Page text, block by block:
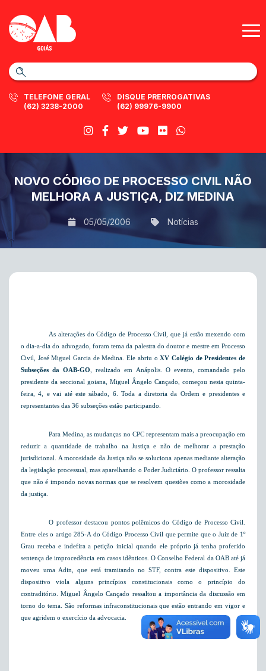
TELEFONE GERAL
(62) 3238-2000
DISQUE PRERROGATIVAS
(62) 99976-9900
NOVO CÓDIGO DE PROCESSO CIVIL NÃO
MELHORA A JUSTIÇA, DIZ MEDINA
05/05/2006 Notícias
As alterações do Código de Processo Civil, que já estão mexendo com
o dia-a-dia do advogado, foram tema da palestra do doutor e mestre em Processo
Civil
, José Miguel Garcia de Medina. Ele abriu oXV Colégio de Presidentes de
Subseções da OAB-GO
, realizadoem Anápolis. Oevento, comandado pelo
presidente da seccional goiana, Miguel Ângelo Cançado, começou nesta quinta-
feira, 4, e vai até este sábado, 6. Toda a diretoria da Ordem e presidentes e
representantes das 36 subseções estão participando.
Para Medina, as mudanças no CPC representam mais a preocupação em
reduzir a quantidade de trabalho na Justiça e não de melhorar a prestação
jurisdicional. A morosidade da Justiça não se soluciona apenas mediante alteração
da legislação processual, mas aparelhando o Poder Judiciário. O professor ressalta
que não é impondo novas normas que se resolvem questões como a morosidade
da justiça.
O professor destacou pontos polêmicos do Código de Processo Civil.
Entre eles o artigo 285-A do Código Processo Civil que permite que o Juiz de 1º
Grau receba e indefira a petição inicial quando ele próprio já tenha proferido
sentença de improcedência em casos idênticos. O Conselho Federal da OAB até já
moveu uma Adin, que está tramitando no STF, contra este dispositivo. Este
dispositivo viola alguns princípios constitucionais como o princípio do
contraditório. Miguel Ângelo Cançado ressaltou a importância da discussão em
torno do tema. São reformas infraconstitucionais que estão entrando em vigor e
que agridem o exercício da advocacia.